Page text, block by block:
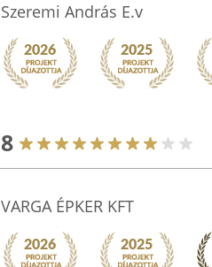
Szeremi András E.v
8
VARGA ÉPKER KFT